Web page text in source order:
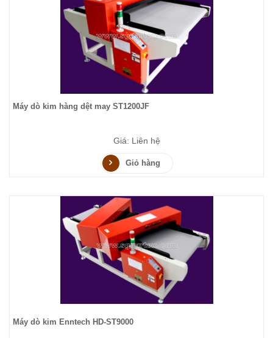
Máy dò kim hàng dệt may ST1200JF
Giá: Liên hệ
Giỏ hàng
Máy dò kim Enntech HD-ST9000